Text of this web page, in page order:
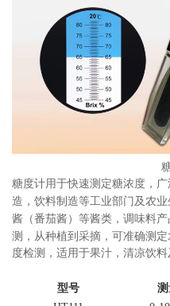
糖度计用于快速测定糖浓度 ，
造 ， 饮料制造等工业部门及农
酱 （番茄酱）等酱类，调味料
测，从种植到采摘，可准确测
度检测，适用于果汁，清凉饮料
型号 测